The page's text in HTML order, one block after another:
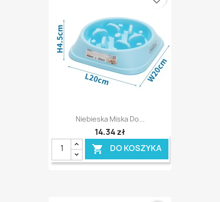
Niebieska Miska Do...
14,34 zł
 DO KOSZYKA